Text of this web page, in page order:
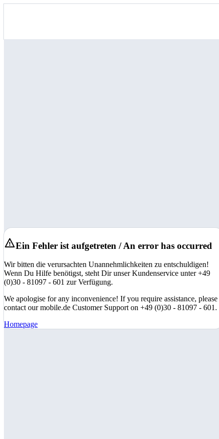
Ein Fehler ist aufgetreten / An error has occurred
Wir bitten die verursachten Unannehmlichkeiten zu entschuldigen!
Wenn Du Hilfe benötigst, steht Dir unser Kundenservice unter +49
(0)30 - 81097 - 601 zur Verfügung.
We apologise for any inconvenience! If you require assistance, please
contact our mobile.de Customer Support on +49 (0)30 - 81097 - 601.
Homepage